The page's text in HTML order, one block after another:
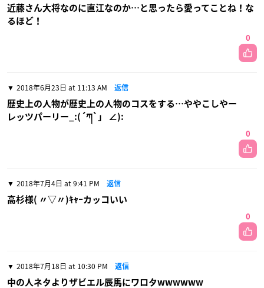
近藤さん大将なのに直江なのか…と思ったら愛ってことね！な
るほど！
0
2018年6月23日 at 11:13 AM 返信
歴史上の人物が歴史上の人物のコスをする…ややこしやー
レッツパーリー_:(´ཀ`」 ∠):
0
2018年7月4日 at 9:41 PM 返信
高杉様( 〃▽〃)ｷｬｰカッコいい
0
2018年7月18日 at 10:30 PM 返信
中の人ネタよりザビエル辰馬にワロタwwwwww